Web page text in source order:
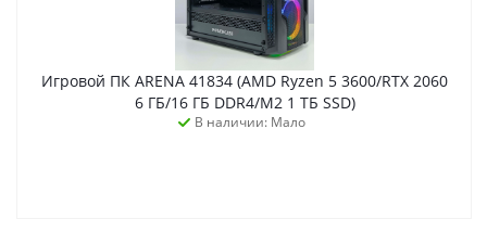
Игровой ПК ARENA 41834 (AMD Ryzen 5 3600/RTX 2060
6 ГБ/16 ГБ DDR4/M2 1 ТБ SSD)
В наличии: Мало